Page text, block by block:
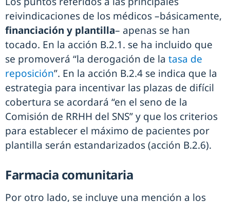
reivindicaciones de los médicos –básicamente,
financiación y plantilla– apenas se han
tocado. En la acción B.2.1. se ha incluido que
se promoverá “la derogación de la tasa de
reposición”. En la acción B.2.4 se indica que la
estrategia para incentivar las plazas de difícil
cobertura se acordará “en el seno de la
Comisión de RRHH del SNS” y que los criterios
para establecer el máximo de pacientes por
plantilla serán estandarizados (acción B.2.6).
Farmacia comunitaria
Por otro lado, se incluye una mención a los